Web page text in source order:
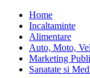
Home
Incaltaminte
Alimentare
Auto, Moto,
Marketing
Sanatate si